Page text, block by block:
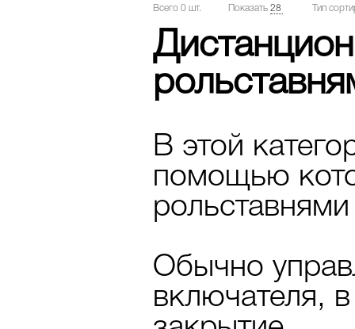
Всего 0 шт. Показать 28 Тип
В этой
помощью
Обычно
включателя,